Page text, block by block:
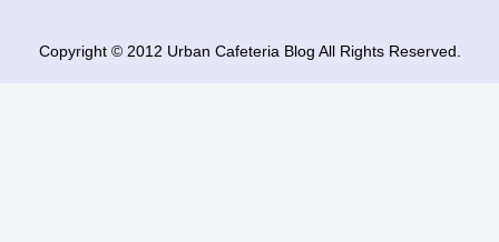
Copyright © 2012 Urban Cafeteria Blog All Rights Reserved.